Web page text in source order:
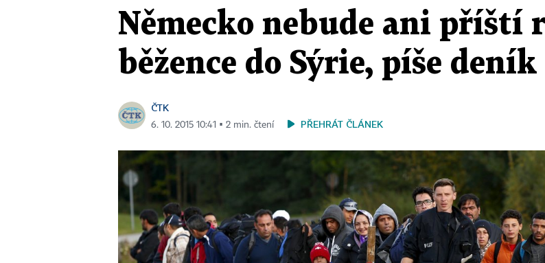
Německo nebude ani příští
běžence do Sýrie, píše
ČTK
6. 10. 2015 10:41 ▪ 2 min. čtení PŘEHRÁT ČLÁNEK